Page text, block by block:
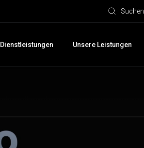
Suchen
Dienstleistungen Unsere Leistungen